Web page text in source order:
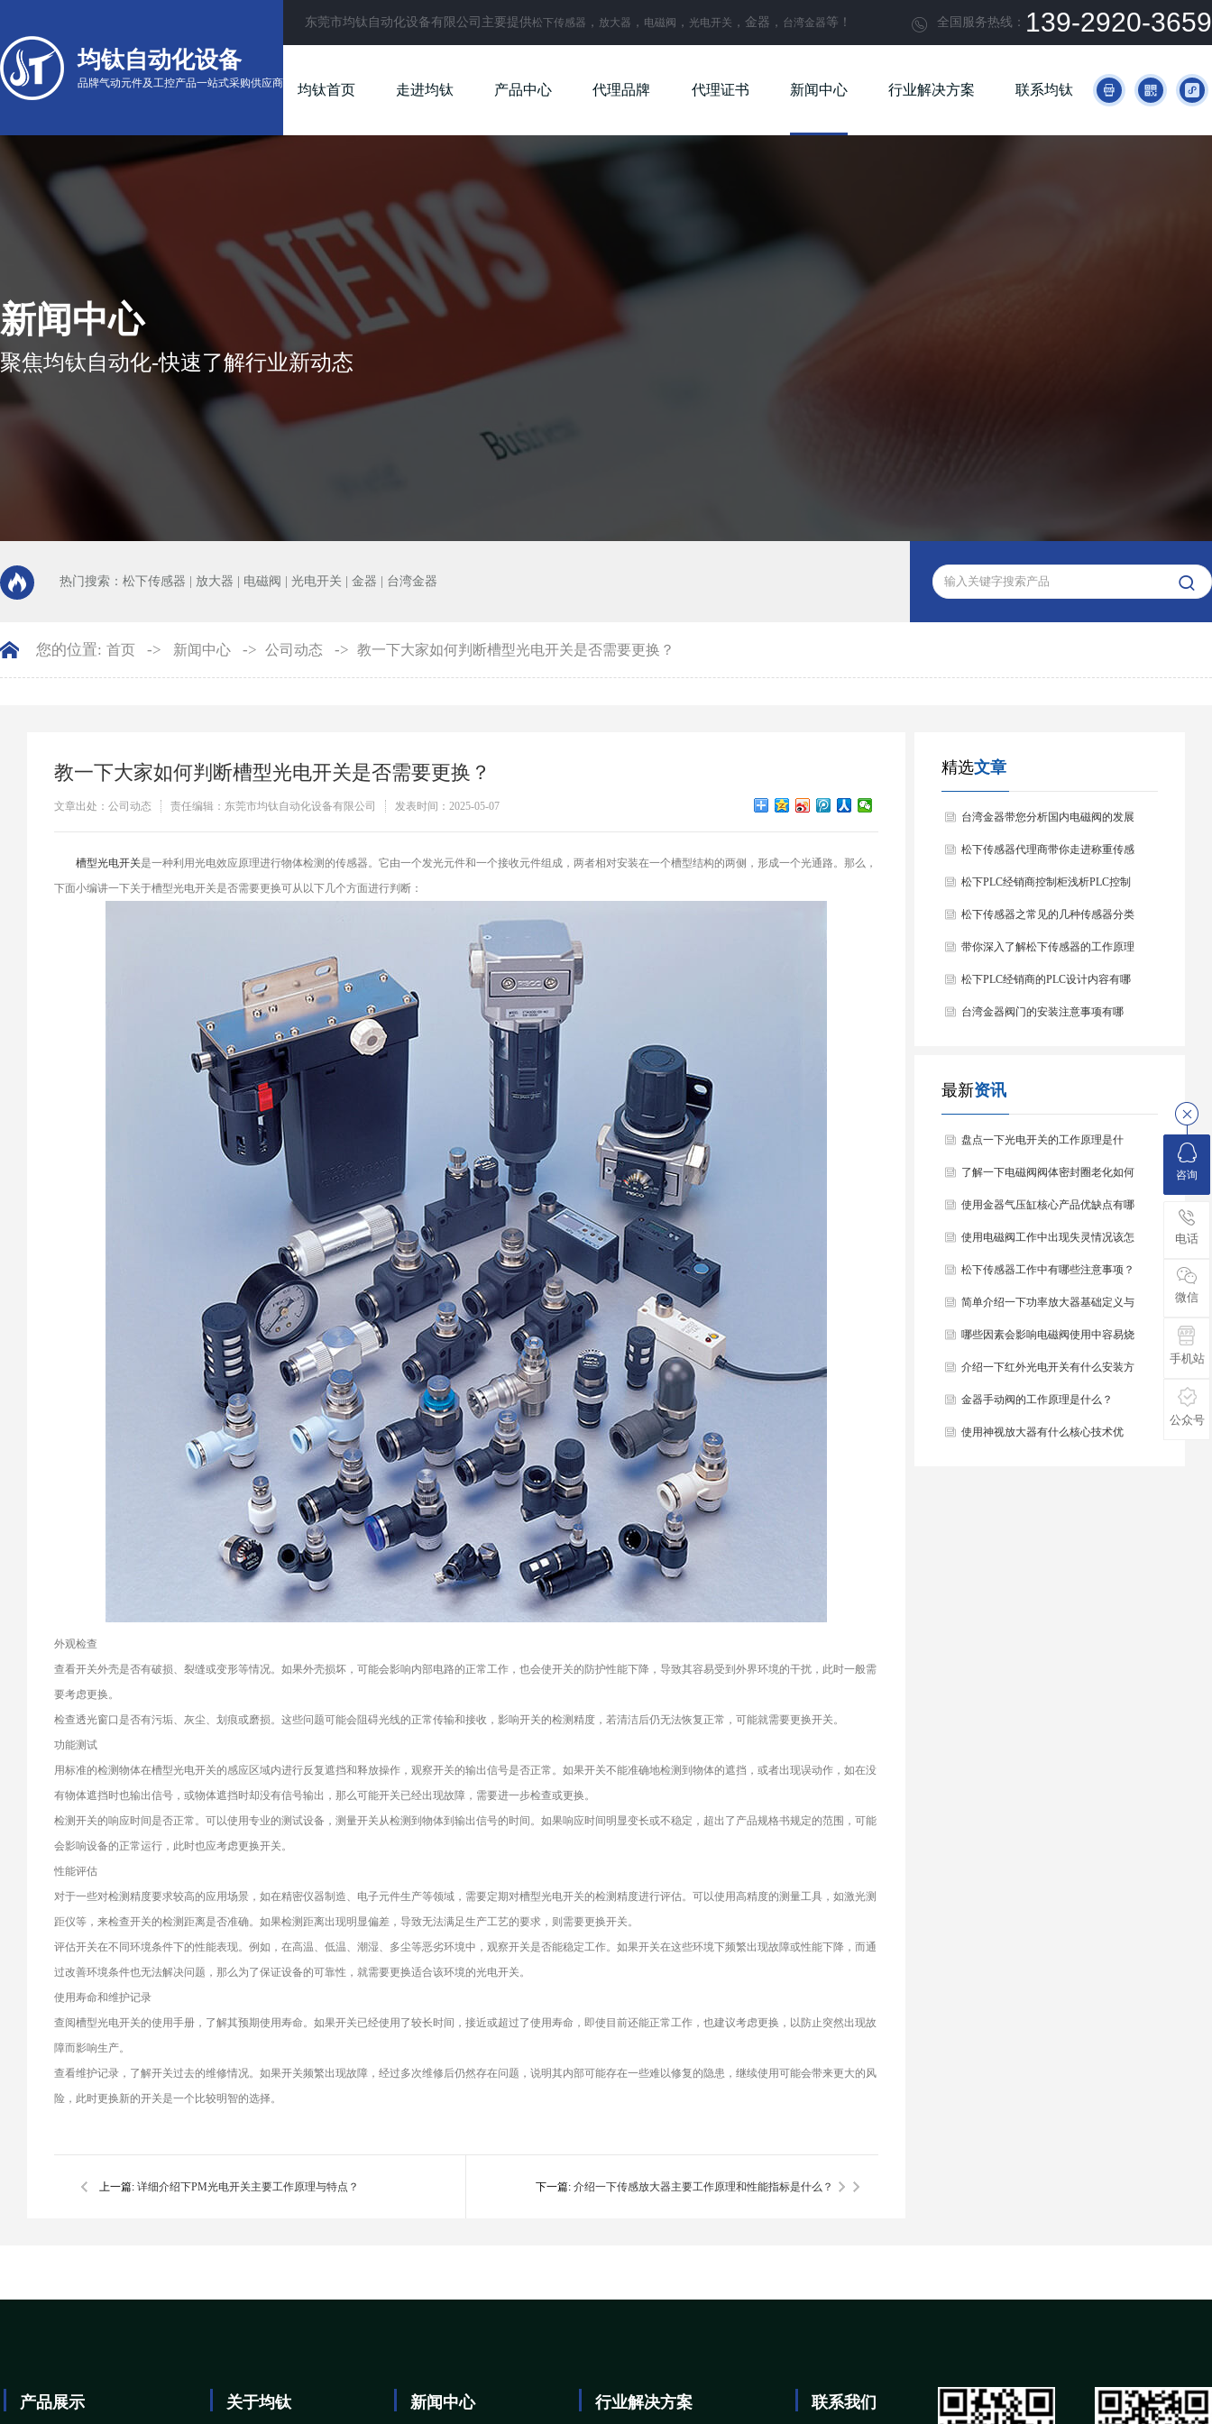
均钛自动化设备
品牌气动元件及工控产品一站式采购供应商
东莞市均钛自动化设备有限公司主要提供松下传感器 ， 放大器 ， 电磁阀 ， 光电开关 ，金器， 台湾金器等！  全国服务热线： 139-2920-3659
均钛首页 走进均钛 产品中心 代理品牌 代理证书 新闻中心 行业解决方案 联系均钛   
新闻中心
聚焦均钛自动化-快速了解行业新动态
热门搜索： 松下传感器 放大器 电磁阀 光电开关 金器 台湾金器 
您的位置: 首页 -> 新闻中心 -> 公司动态 -> 教一下大家如何判断槽型光电开关是否需要更换？
教一下大家如何判断槽型光电开关是否需要更换？
文章出处：公司动态 责任编辑：东莞市均钛自动化设备有限公司 发表时间：2025-05-07
​槽型光电开关是一种利用光电效应原理进行物体检测的传感器。它由一个发光元件和一个接收元件组成，两者相对安装在一个槽型结构的两侧，形成一个光通路。那么，
下面小编讲一下关于槽型光电开关是否需要更换可从以下几个方面进行判断：
外观检查
查看开关外壳是否有破损、裂缝或变形等情况。如果外壳损坏，可能会影响内部电路的正常工作，也会使开关的防护性能下降，导致其容易受到外界环境的干扰，此时一般需
要考虑更换。
检查透光窗口是否有污垢、灰尘、划痕或磨损。这些问题可能会阻碍光线的正常传输和接收，影响开关的检测精度，若清洁后仍无法恢复正常，可能就需要更换开关。
功能测试
用标准的检测物体在槽型光电开关的感应区域内进行反复遮挡和释放操作，观察开关的输出信号是否正常。如果开关不能准确地检测到物体的遮挡，或者出现误动作，如在没
有物体遮挡时也输出信号，或物体遮挡时却没有信号输出，那么可能开关已经出现故障，需要进一步检查或更换。
检测开关的响应时间是否正常。可以使用专业的测试设备，测量开关从检测到物体到输出信号的时间。如果响应时间明显变长或不稳定，超出了产品规格书规定的范围，可能
会影响设备的正常运行，此时也应考虑更换开关。
性能评估
对于一些对检测精度要求较高的应用场景，如在精密仪器制造、电子元件生产等领域，需要定期对槽型光电开关的检测精度进行评估。可以使用高精度的测量工具，如激光测
距仪等，来检查开关的检测距离是否准确。如果检测距离出现明显偏差，导致无法满足生产工艺的要求，则需要更换开关。
评估开关在不同环境条件下的性能表现。例如，在高温、低温、潮湿、多尘等恶劣环境中，观察开关是否能稳定工作。如果开关在这些环境下频繁出现故障或性能下降，而通
过改善环境条件也无法解决问题，那么为了保证设备的可靠性，就需要更换适合该环境的光电开关。
使用寿命和维护记录
查阅槽型光电开关的使用手册，了解其预期使用寿命。如果开关已经使用了较长时间，接近或超过了使用寿命，即使目前还能正常工作，也建议考虑更换，以防止突然出现故
障而影响生产。
查看维护记录，了解开关过去的维修情况。如果开关频繁出现故障，经过多次维修后仍然存在问题，说明其内部可能存在一些难以修复的隐患，继续使用可能会带来更大的风
险，此时更换新的开关是一个比较明智的选择。
上一篇: 详细介绍下PM光电开关主要工作原理与特点？ 下一篇: 介绍一下传感放大器主要工作原理和性能指标是什么？
精选文章
台湾金器带您分析国内电磁阀的发展
情况
松下传感器代理商带你走进称重传感
器
松下PLC经销商控制柜浅析PLC控制
器的基本结构
松下传感器之常见的几种传感器分类
以及他们的特点
带你深入了解松下传感器的工作原理
以及分类
松下PLC经销商的PLC设计内容有哪
些？
台湾金器阀门的安装注意事项有哪
最新资讯
盘点一下光电开关的工作原理是什
么？
了解一下电磁阀阀体密封圈老化如何
处理？
使用金器气压缸核心产品优缺点有哪
些？
使用电磁阀工作中出现失灵情况该怎
么办？
松下传感器工作中有哪些注意事项？
简单介绍一下功率放大器基础定义与
结构组成？
哪些因素会影响电磁阀使用中容易烧
毁？
介绍一下红外光电开关有什么安装方
法？
金器手动阀的工作原理是什么？
使用神视放大器有什么核心技术优
产品展示 关于均钛 新闻中心 行业解决方案 联系我们
咨询
电话
微信
手机站
公众号